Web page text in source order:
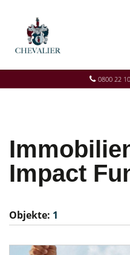
0800 22
Impact
Objekte: 1